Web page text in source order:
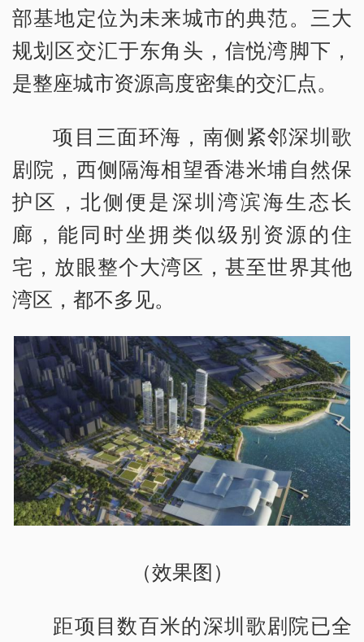
部基地定位为未来城市的典范。三大
规划区交汇于东角头，信悦湾脚下，
是整座城市资源高度密集的交汇点。
项目三面环海，南侧紧邻深圳歌
剧院，西侧隔海相望香港米埔自然保
护区，北侧便是深圳湾滨海生态长
廊，能同时坐拥类似级别资源的住
宅，放眼整个大湾区，甚至世界其他
湾区，都不多见。
（效果图）
距项目数百米的深圳歌剧院已全